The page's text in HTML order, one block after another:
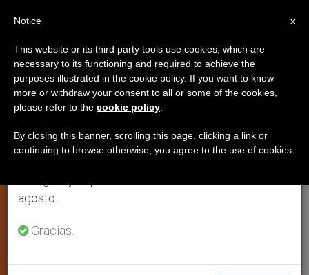
JÓVENES,PAPAS
×
Aviso importante
Del 27 de julio al 7 de agosto haremos la pausa
anual, aprovechando que en el periodo de verano
se generan menos informaciones y también el
agosto.
Gracias.
x
Notice
This website or its third party tools use cookies, which are
necessary to its functioning and required to achieve the
purposes illustrated in the cookie policy. If you want to know
more or withdraw your consent to all or some of the cookies,
please refer to the cookie policy
By closing this banner, scrolling this page, clicking a link or
continuing to browse otherwise, you agree to the use of cookies.